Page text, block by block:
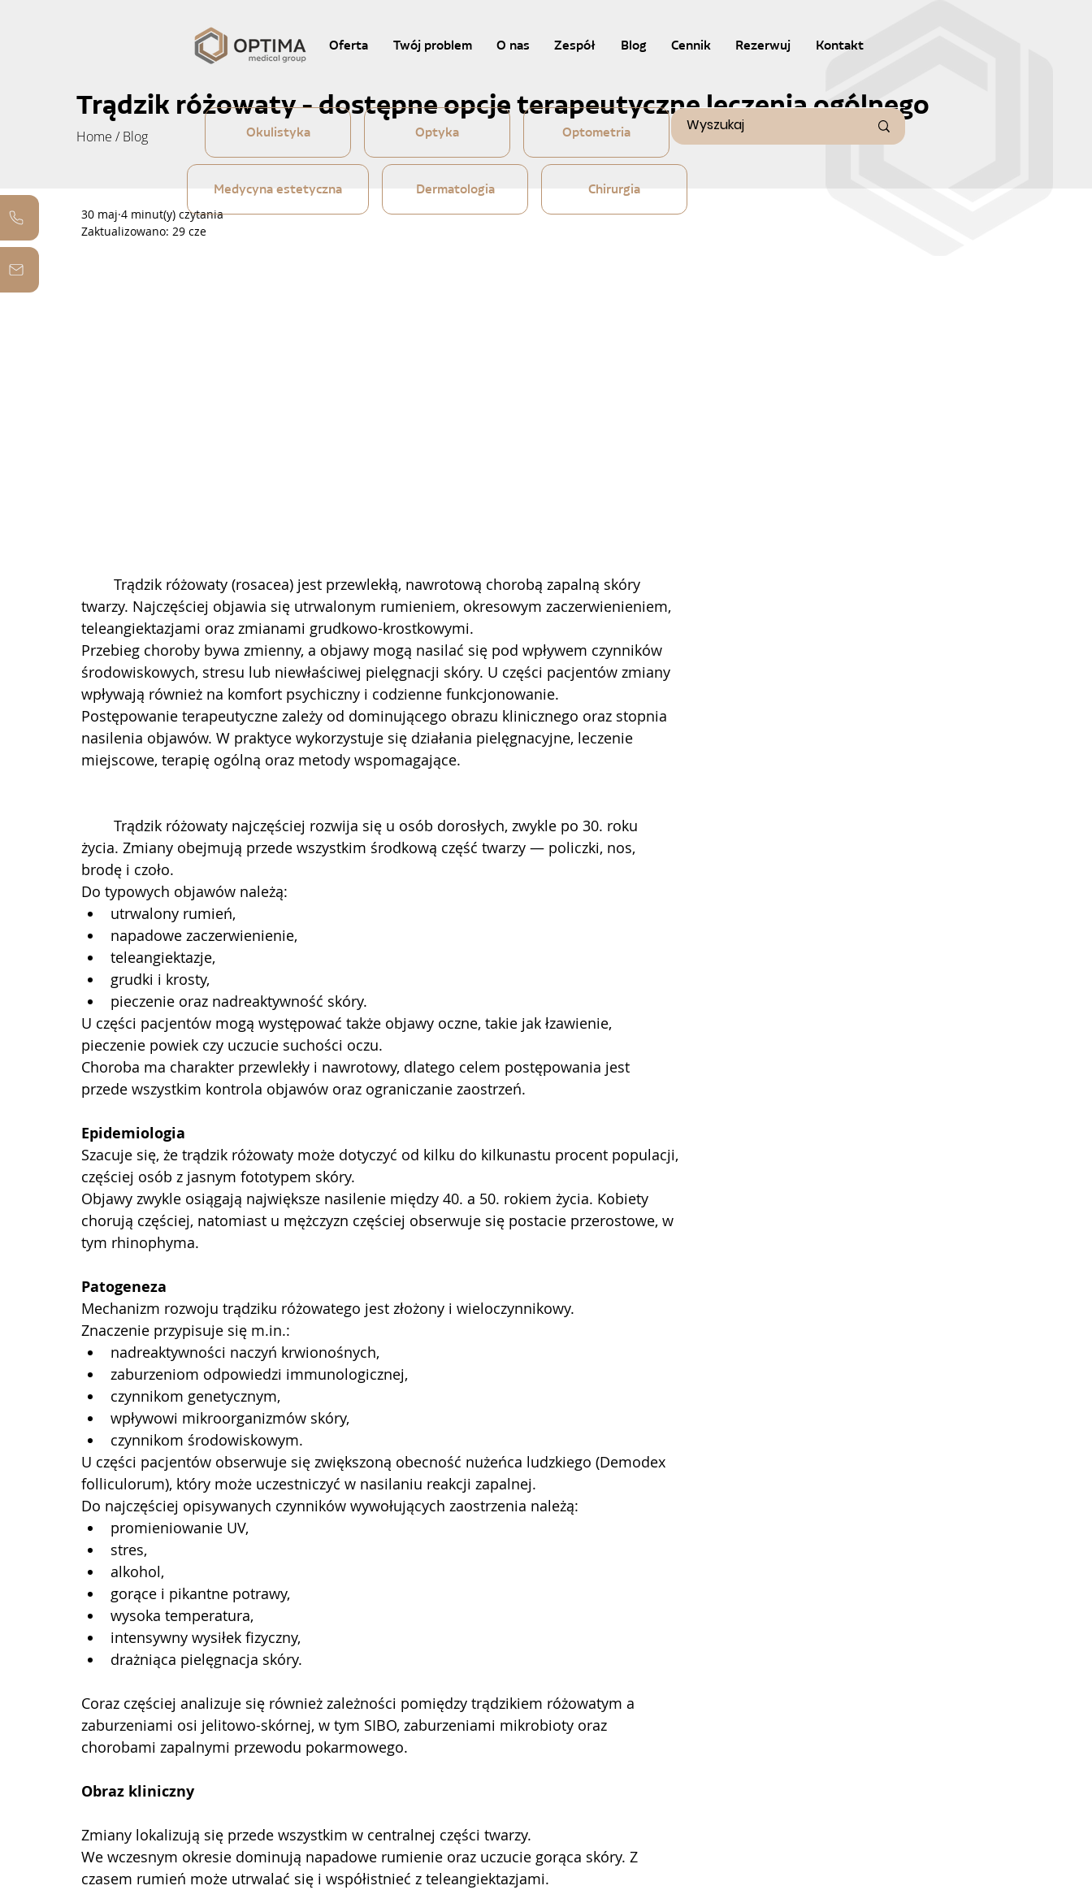
Okulistyka Optyka Optometria
Medycyna estetyczna Dermatologia Chirurgia
Oferta Twój problem O nas Zespół Blog Cennik Rezerwuj Kontakt
30 maj 4 minut(y) czytania
Zaktualizowano: 29 cze
twarzy. Najczęściej objawia się utrwalonym rumieniem, okresowym zaczerwienieniem,
teleangiektazjami oraz zmianami grudkowo-krostkowymi.
Przebieg choroby bywa zmienny, a objawy mogą nasilać się pod wpływem czynników
środowiskowych, stresu lub niewłaściwej pielęgnacji skóry. U części pacjentów zmiany
wpływają również na komfort psychiczny i codzienne funkcjonowanie.
Postępowanie terapeutyczne zależy od dominującego obrazu klinicznego oraz stopnia
nasilenia objawów. W praktyce wykorzystuje się działania pielęgnacyjne, leczenie
miejscowe, terapię ogólną oraz metody wspomagające.
życia. Zmiany obejmują przede wszystkim środkową część twarzy — policzki, nos,
brodę i czoło.
Do typowych objawów należą:
utrwalony rumień,
napadowe zaczerwienienie,
teleangiektazje,
grudki i krosty,
pieczenie oraz nadreaktywność skóry.
U części pacjentów mogą występować także objawy oczne, takie jak łzawienie,
pieczenie powiek czy uczucie suchości oczu.
Choroba ma charakter przewlekły i nawrotowy, dlatego celem postępowania jest
przede wszystkim kontrola objawów oraz ograniczanie zaostrzeń.
Epidemiologia
Szacuje się, że trądzik różowaty może dotyczyć od kilku do kilkunastu procent populacji,
częściej osób z jasnym fototypem skóry.
Objawy zwykle osiągają największe nasilenie między 40. a 50. rokiem życia. Kobiety
chorują częściej, natomiast u mężczyzn częściej obserwuje się postacie przerostowe, w
tym rhinophyma.
Patogeneza
Mechanizm rozwoju trądziku różowatego jest złożony i wieloczynnikowy.
Znaczenie przypisuje się m.in.:
nadreaktywności naczyń krwionośnych,
zaburzeniom odpowiedzi immunologicznej,
czynnikom genetycznym,
wpływowi mikroorganizmów skóry,
czynnikom środowiskowym.
U części pacjentów obserwuje się zwiększoną obecność nużeńca ludzkiego (Demodex
folliculorum), który może uczestniczyć w nasilaniu reakcji zapalnej.
Do najczęściej opisywanych czynników wywołujących zaostrzenia należą:
promieniowanie UV,
stres,
alkohol,
gorące i pikantne potrawy,
wysoka temperatura,
intensywny wysiłek fizyczny,
drażniąca pielęgnacja skóry.
Coraz częściej analizuje się również zależności pomiędzy trądzikiem różowatym a
zaburzeniami osi jelitowo-skórnej, w tym SIBO, zaburzeniami mikrobioty oraz
chorobami zapalnymi przewodu pokarmowego.
Obraz kliniczny
Zmiany lokalizują się przede wszystkim w centralnej części twarzy.
We wczesnym okresie dominują napadowe rumienie oraz uczucie gorąca skóry. Z
czasem rumień może utrwalać się i współistnieć z teleangiektazjami.
Trądzik różowaty - dostępne opcje terapeutyczne leczenia ogólnego
Home / Blog